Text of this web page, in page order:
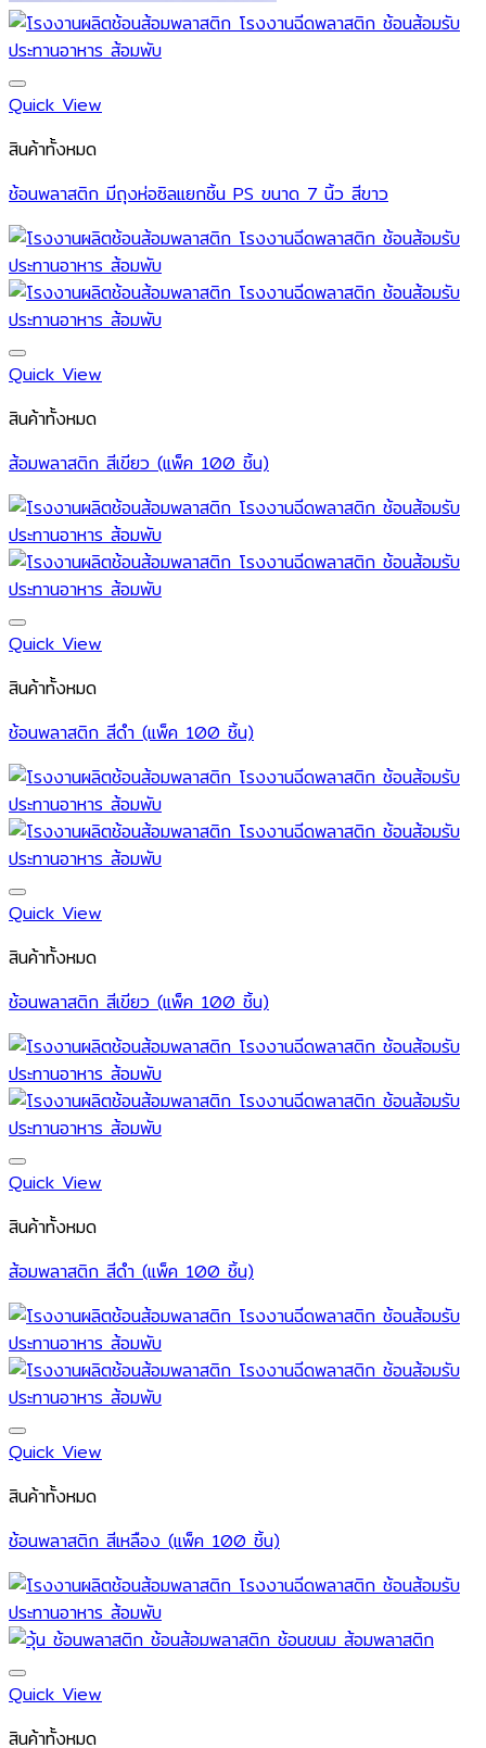
Quick View
สินค้าทั้งหมด
ช้อนพลาสติก มีถุงห่อซิลแยกชิ้น PS ขนาด 7 นิ้ว สีขาว
Quick View
สินค้าทั้งหมด
ส้อมพลาสติก สีเขียว (แพ็ค 100 ชิ้น)
Quick View
สินค้าทั้งหมด
ช้อนพลาสติก สีดำ (แพ็ค 100 ชิ้น)
Quick View
สินค้าทั้งหมด
ช้อนพลาสติก สีเขียว (แพ็ค 100 ชิ้น)
Quick View
สินค้าทั้งหมด
ส้อมพลาสติก สีดำ (แพ็ค 100 ชิ้น)
Quick View
สินค้าทั้งหมด
ช้อนพลาสติก สีเหลือง (แพ็ค 100 ชิ้น)
Quick View
สินค้าทั้งหมด